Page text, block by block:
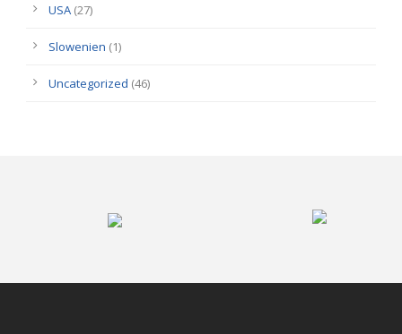
USA (27)
Slowenien (1)
Uncategorized (46)